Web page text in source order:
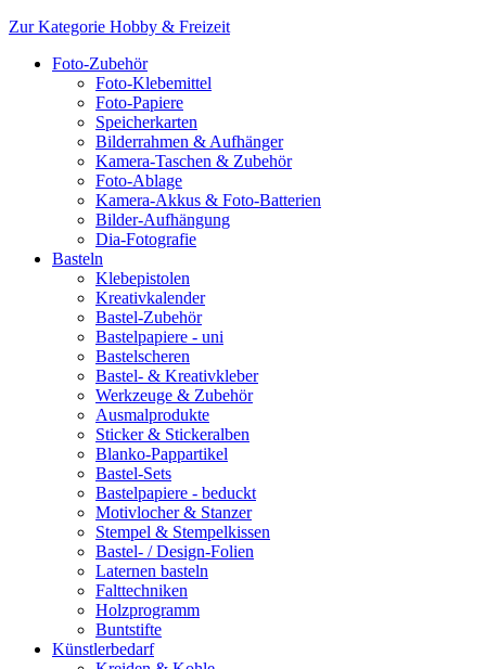
Zur Kategorie Hobby & Freizeit
Foto-Zubehör
Foto-Klebemittel
Foto-Papiere
Speicherkarten
Bilderrahmen & Aufhänger
Kamera-Taschen & Zubehör
Foto-Ablage
Kamera-Akkus & Foto-Batterien
Bilder-Aufhängung
Dia-Fotografie
Basteln
Klebepistolen
Kreativkalender
Bastel-Zubehör
Bastelpapiere - uni
Bastelscheren
Bastel- & Kreativkleber
Werkzeuge & Zubehör
Ausmalprodukte
Sticker & Stickeralben
Blanko-Pappartikel
Bastel-Sets
Bastelpapiere - beduckt
Motivlocher & Stanzer
Stempel & Stempelkissen
Bastel- / Design-Folien
Laternen basteln
Falttechniken
Holzprogramm
Buntstifte
Künstlerbedarf